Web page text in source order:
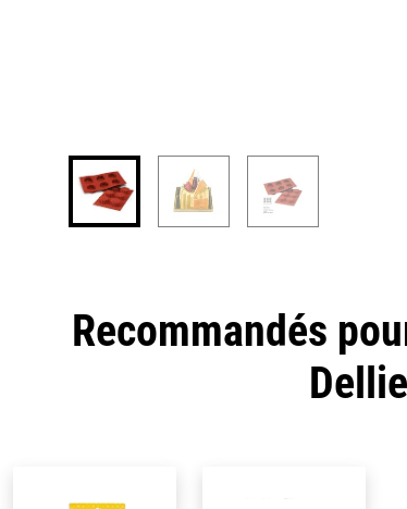
Recommandés